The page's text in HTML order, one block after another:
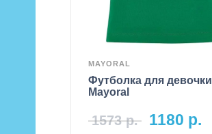
MAYORAL
Футболка для девочки
Mayoral
1573р. 1180 р.